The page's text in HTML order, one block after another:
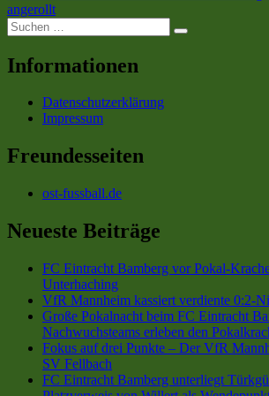
Beitrag:
angerollt
Suchen
nach:
Suchen
Informationen
Datenschutzerklärung
Impressum
Freundesseiten
ost-fussball.de
Neueste Beiträge
FC Eintracht Bamberg vor Pokal-
Unterhaching
VfR Mannheim kassiert verdiente 0:2-
Große Pokalnacht beim FC Eintracht
Nachwuchsteams erleben den
Fokus auf drei Punkte – Der VfR
SV Fellbach
FC Eintracht Bamberg unterliegt